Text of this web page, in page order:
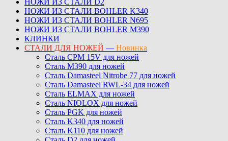
НОЖИ ИЗ СТАЛИ BOHLER K340
НОЖИ ИЗ СТАЛИ BOHLER N695
НОЖИ ИЗ СТАЛИ BOHLER M390
КЛИНКИ
СТАЛИ ДЛЯ НОЖЕЙ — Новинка
Сталь CPM 15V для ножей
Сталь M390 для ножей
Сталь Damasteel Nitrobe 77 для ножей
Сталь Damasteel RWL-34 для ножей
Сталь ELMAX для ножей
Сталь NIOLOX для ножей
Сталь PGK для ножей
Сталь K340 для ножей
Сталь K110 для ножей